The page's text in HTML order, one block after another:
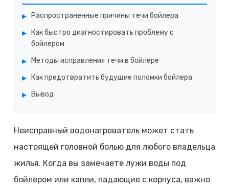
Распространенные причины течи бойлера
Как быстро диагностировать проблему с
бойлером
Методы исправления течи в бойлере
Как предотвратить будущие поломки бойлера
Вывод
Неисправный водонагреватель может стать
настоящей головной болью для любого владельца
жилья. Когда вы замечаете лужи воды под
бойлером или капли, падающие с корпуса, важно